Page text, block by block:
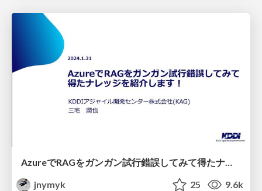
AzureでRAGをガンガン試行錯誤してみて得たナレッジを紹介します！/Azure RAG knowledge share
jnymyk
25 9.6k